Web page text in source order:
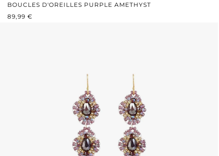
BOUCLES D'OREILLES PURPLE AMETHYST
PRIX RÉGULIER :
89,99 €